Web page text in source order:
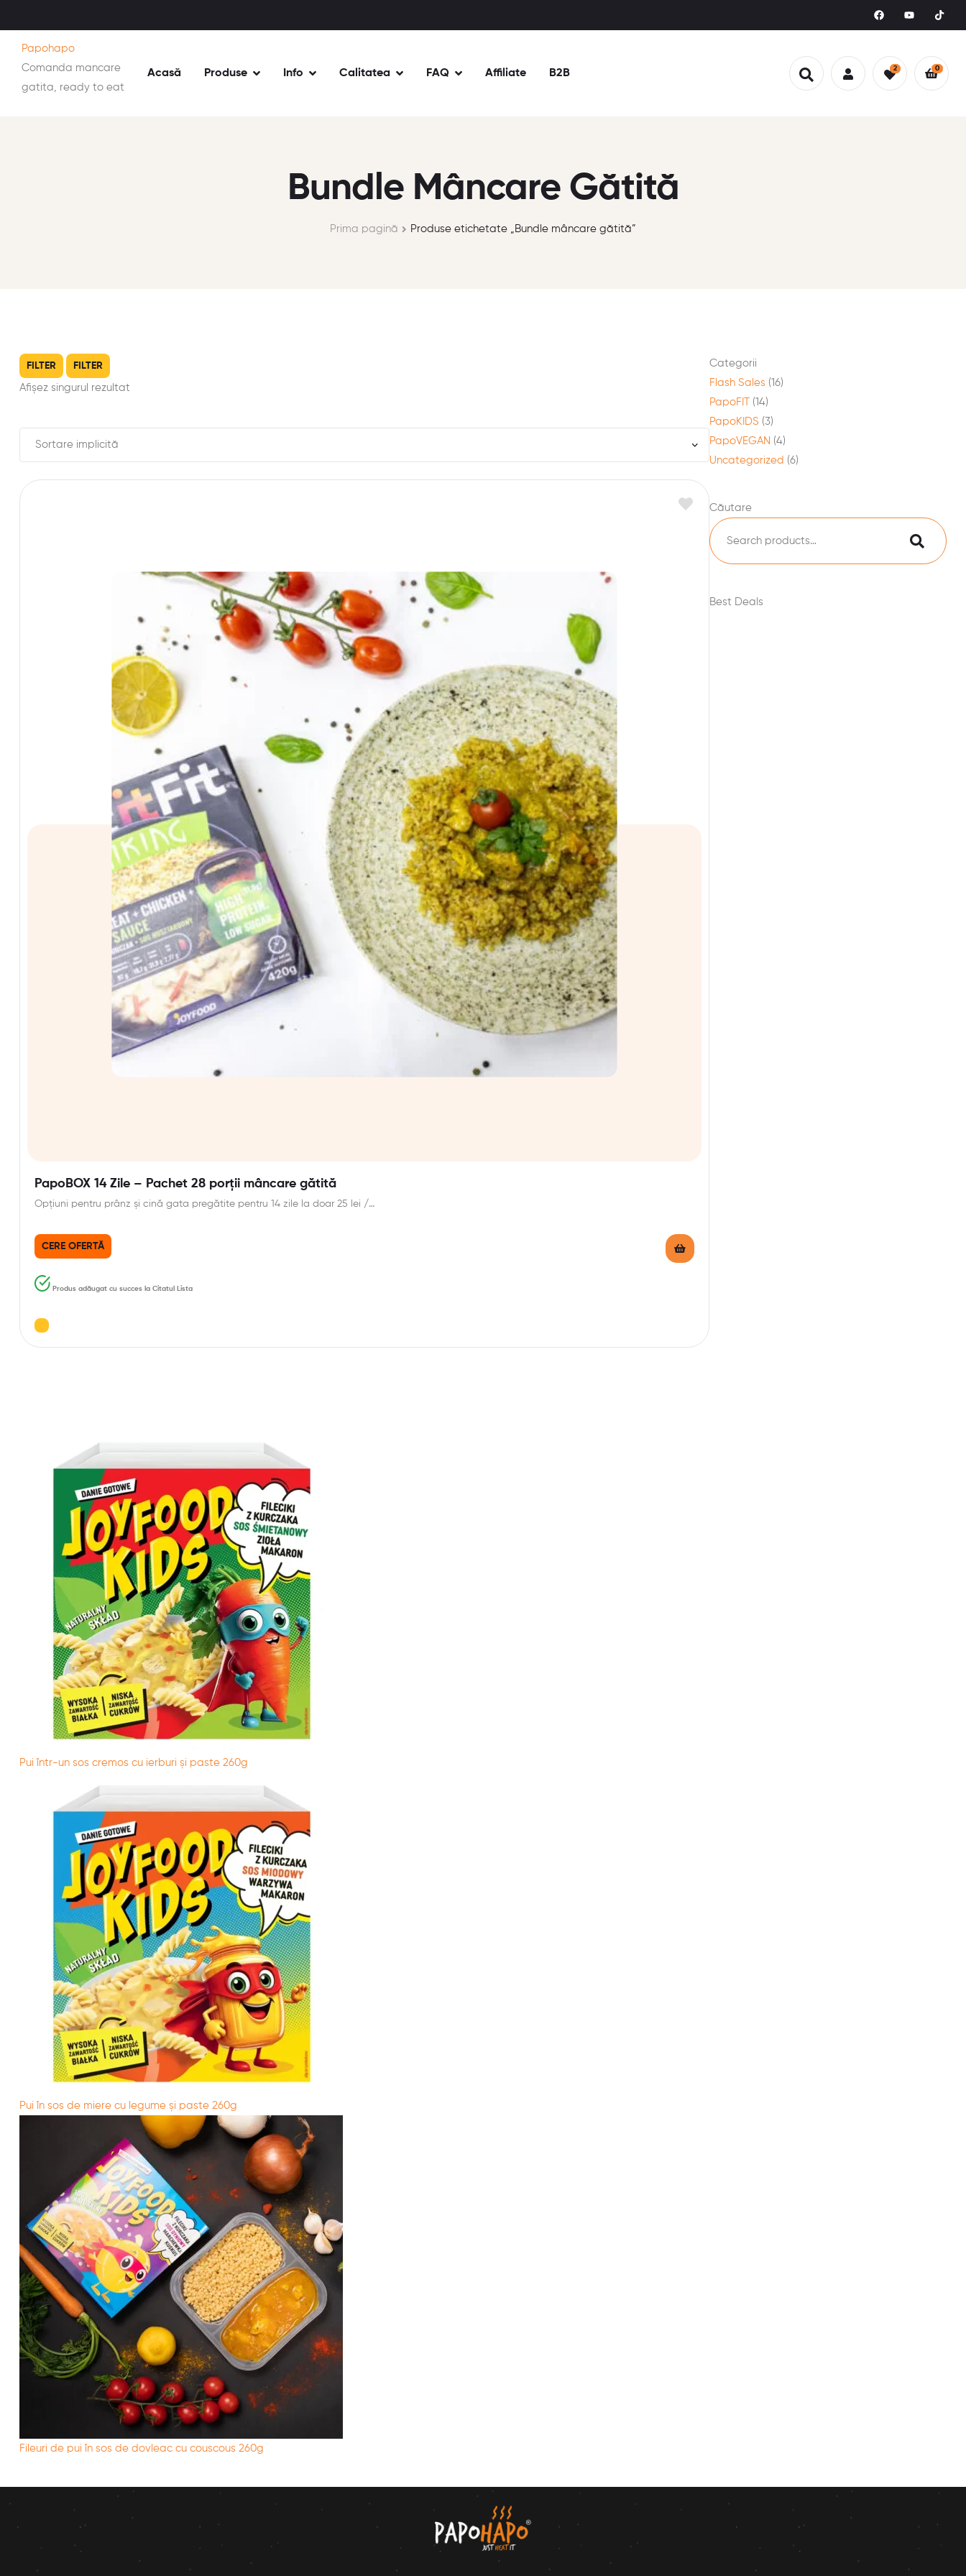
Papohapo
Comanda mancare
gatita, ready to eat
Acasă Produse Info Calitatea FAQ Affiliate B2B 2 0
Bundle Mâncare Gătită
Prima pagină Produse etichetate „Bundle mâncare gătită”
FILTER FILTER
Afișez singurul rezultat
PapoBOX 14 Zile – Pachet 28 porții mâncare gătită
Opțiuni pentru prânz și cină gata pregătite pentru 14 zile la doar 25 lei /…
CERE OFERTĂ
Produs adăugat cu succes la Citatul Lista
Categorii
Flash Sales (16)
PapoFIT
(14)
PapoKIDS (3)
PapoVEGAN (4)
Uncategorized (6)
Căutare
Best Deals
Pui într-un sos cremos cu ierburi și paste 260g
Pui în sos de miere cu legume și paste 260g
Fileuri de pui în sos de dovleac cu couscous 260g